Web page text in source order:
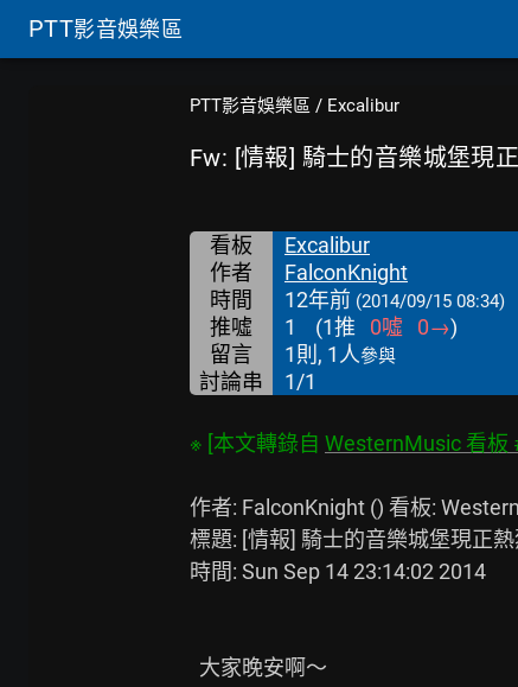
PTT影音娛樂區
PTT影音娛樂區 / Excalibur
Fw: [情報] 騎士的音樂城堡現
看板
Excalibur
作者
FalconKnight
時間
12年前 (2014/09/15 08:34)
推噓 1 (1推 0噓 0→)
留言
1則, 1人參與
討論串 1/1
※ [本文轉錄自 WesternMusic 看板
作者: FalconKnight () 看板:
標題: [情報] 騎士的音樂城堡現正
時間: Sun Sep 14 23:14:02 2014